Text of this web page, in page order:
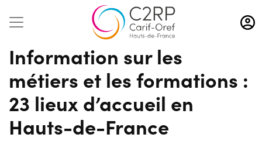
Aller
au
contenu
principal
Information sur les
métiers et les formations :
23 lieux d’accueil en
Hauts-de-France